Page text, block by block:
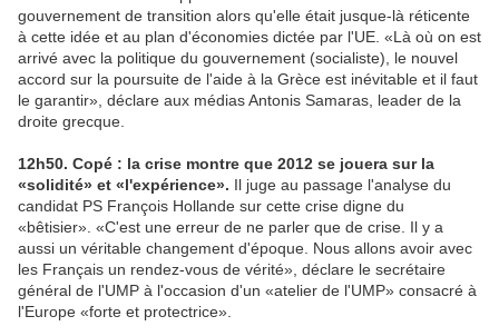
gouvernement de transition alors qu'elle était jusque-là réticente
à cette idée et au plan d'économies dictée par l'UE. «Là où on est
arrivé avec la politique du gouvernement (socialiste), le nouvel
accord sur la poursuite de l'aide à la Grèce est inévitable et il faut
le garantir», déclare aux médias Antonis Samaras, leader de la
droite grecque.
12h50. Copé : la crise montre que 2012 se jouera sur la
«solidité» et «l'expérience». Il juge au passage l'analyse du
candidat PS François Hollande sur cette crise digne du
«bêtisier». «C'est une erreur de ne parler que de crise. Il y a
aussi un véritable changement d'époque. Nous allons avoir avec
les Français un rendez-vous de vérité», déclare le secrétaire
général de l'UMP à l'occasion d'un «atelier de l'UMP» consacré à
l'Europe «forte et protectrice».